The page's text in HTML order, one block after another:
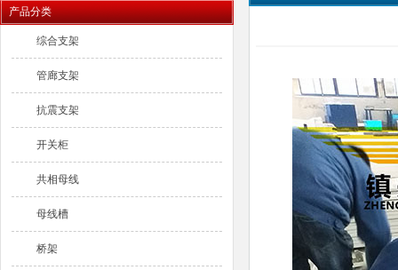
产品分类
综合支架
管廊支架
抗震支架
开关柜
共相母线
母线槽
桥架